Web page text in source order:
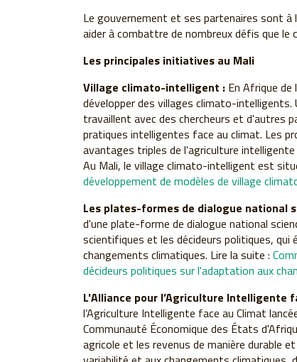
Le gouvernement et ses partenaires sont
aider à combattre de nombreux défis que le
Les principales initiatives au Mali
Village climato-intelligent : En Afrique de
développer des villages climato-
travaillent avec des chercheurs et d'autres
pratiques intelligentes face au climat. Les
avantages triples de l'agriculture
Au Mali, le village climato-intelligent est
développement de modèles de village
Les plates-formes de dialogue national
d'une plate-forme de dialogue national
scientifiques et les décideurs politiques, qui
changements climatiques. Lire la suite :
décideurs politiques sur l'adaptation aux
L'Alliance pour l’Agriculture Intelligente
l’Agriculture Intelligente face au Climat
Communauté Économique des États
agricole et les revenus de manière durable